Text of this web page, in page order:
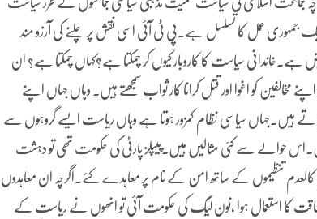
عمل کا تسلسل ہے۔پی ٹی آئی اسی نقش پر چلنے کی آرزو مند
ہے۔خاندانی سیاست کا کاروبار کیوں کر چمکتا ہے؟کہاں چمکتا ہے؟ ان
کو اغوا اور قتل کرانا کار ثواب سمجھتے ہیں۔ وہاں جہاں اپنے
ہیں۔جہاں سیاسی نظام کمزور ہوتا ہے وہاں ریاست ایسے گروہوں سے
حوالے سے کئی مثالیں ہیں۔پیپلز پارٹی کی حکومت تھی تو دہشت
تنظیموں کے ساتھ امن کے نام پر معاہدے کئے۔اگرچہ ان معاہدوں
کا استعمال ہوا ،نون لیگ کی حکومت آئی تو انھوں نے ریاست کے